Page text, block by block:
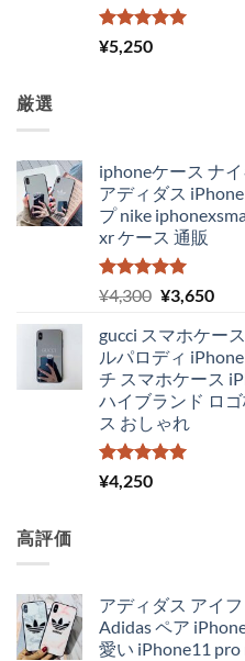
5段階中
5.00
¥5,250
厳選
iphoneケース ナ
アディダス
プ nike
xr ケース 通販
5段階中
5.00
の評価
¥4,300 元
価
格
は
¥4,300
で
し
¥3,650現
の
価
格
は
gucci スマホケー
ルパロディ
チ スマホケース
ハイブランド ロ
ス おしゃれ
5段階中
5.00
¥4,250
高評価
アディダス アイ
Adidas ペア
愛い iPhone11